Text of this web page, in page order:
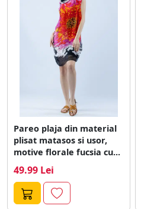
Pareo plaja din material
plisat matasos si usor,
motive florale fucsia cu...
49.99 Lei